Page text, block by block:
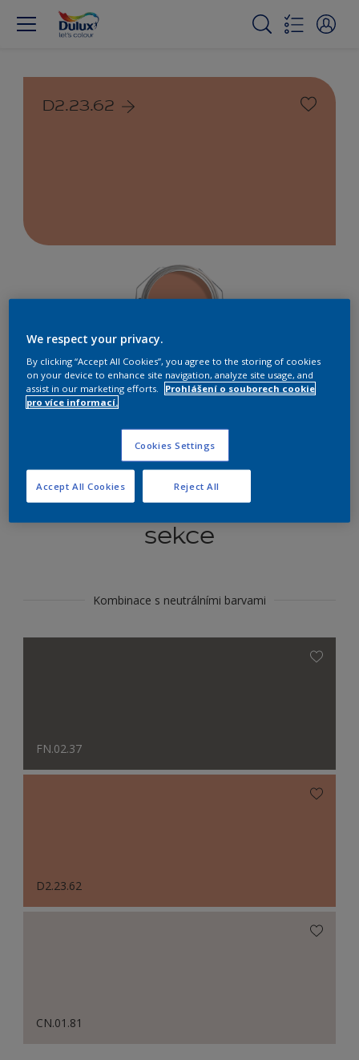
D2.23.62
Najít výrobek v tomto odstínu
Koordinovat barevné
sekce
Kombinace s neutrálními barvami
FN.02.37
D2.23.62
CN.01.81
We respect your privacy.
By clicking “Accept All Cookies”, you agree to the storing of cookies
on your device to enhance site navigation, analyze site usage, and
assist in our marketing efforts.
Prohlášení o souborech cookie
pro více informací.
Cookies Settings
Reject All
Accept All Cookies